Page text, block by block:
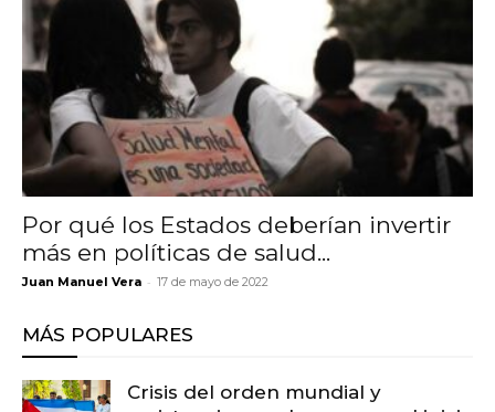
Por qué los Estados deberían invertir
más en políticas de salud...
Juan Manuel Vera - 17 de mayo de 2022
MÁS POPULARES
Crisis del orden mundial y